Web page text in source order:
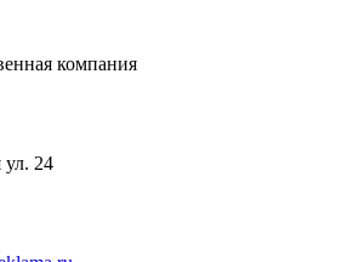
компания
ул. 24